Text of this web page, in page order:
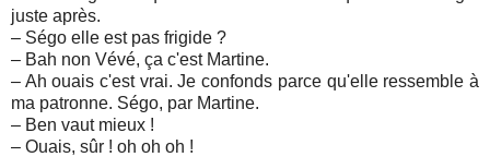
juste après.
– Ségo elle est pas frigide ?
– Bah non Vévé, ça c'est Martine.
– Ah ouais c'est vrai. Je confonds parce qu'elle ressemble à
ma patronne. Ségo, par Martine.
– Ben vaut mieux !
– Ouais, sûr ! oh oh oh !